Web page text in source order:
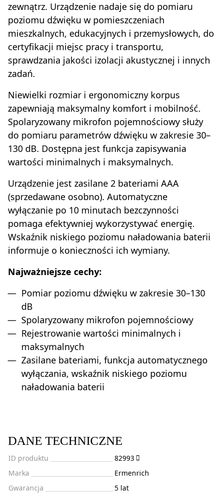
zewnątrz. Urządzenie nadaje się do pomiaru
poziomu dźwięku w pomieszczeniach
mieszkalnych, edukacyjnych i przemysłowych, do
certyfikacji miejsc pracy i transportu,
sprawdzania jakości izolacji akustycznej i innych
zadań.
Niewielki rozmiar i ergonomiczny korpus
zapewniają maksymalny komfort i mobilność.
Spolaryzowany mikrofon pojemnościowy służy
do pomiaru parametrów dźwięku w zakresie 30–
130 dB. Dostępna jest funkcja zapisywania
wartości minimalnych i maksymalnych.
Urządzenie jest zasilane 2 bateriami AAA
(sprzedawane osobno). Automatyczne
wyłączanie po 10 minutach bezczynności
pomaga efektywniej wykorzystywać energię.
Wskaźnik niskiego poziomu naładowania baterii
informuje o konieczności ich wymiany.
Najważniejsze cechy:
Pomiar poziomu dźwięku w zakresie 30–130
dB
Spolaryzowany mikrofon pojemnościowy
Rejestrowanie wartości minimalnych i
maksymalnych
Zasilane bateriami, funkcja automatycznego
wyłączania, wskaźnik niskiego poziomu
naładowania baterii
DANE TECHNICZNE
ID produktu
82993
Marka
Ermenrich
Gwarancja
5 lat